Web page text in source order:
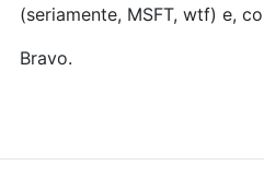
(seriamente, MSFT, wtf) e,
Bravo.